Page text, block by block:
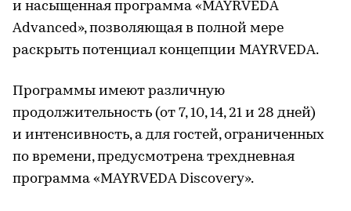
и насыщенная программа «MAYRVEDA
Advanced», позволяющая в полной мере
раскрыть потенциал концепции MAYRVEDA.
Программы имеют различную
продолжительность (от 7, 10, 14, 21 и 28 дней)
и интенсивность, а для гостей, ограниченных
по времени, предусмотрена трехдневная
программа «MAYRVEDA Discovery».